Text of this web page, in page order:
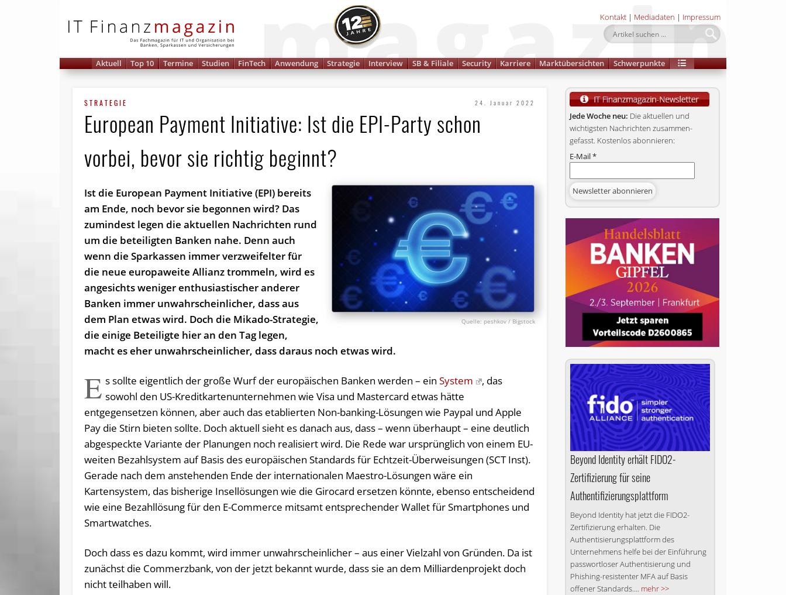
Kontakt | Mediadaten | Impressum
Aktuell Top 10 Termine Studien FinTech Anwendung Strategie Interview SB & Filiale Security Karriere Marktübersichten Schwerpunkte
STRATEGIE 24. Januar 2022
European Payment Initiative: Ist die EPI-Party schon
vorbei, bevor sie richtig beginnt?
peshkov / Bigstock
Ist die European Payment Initiative (EPI) bereits
am Ende, noch bevor sie begonnen wird? Das
zumindest legen die aktuellen Nachrichten rund
um die beteiligten Banken nahe. Denn auch
wenn die Sparkassen immer verzweifelter für
die neue europaweite Allianz trommeln, wird es
angesichts weniger enthusiastischer anderer
Banken immer unwahrscheinlicher, dass aus
dem Plan etwas wird. Doch die Mikado-Strategie,
die einige Beteiligte hier an den Tag legen,
macht es eher unwahrscheinlicher, dass daraus noch etwas wird.
E s sollte eigentlich der große Wurf der europäischen Banken werden – ein System
, das
sowohl den US-Kreditkartenunternehmen wie Visa und Mastercard etwas hätte
entgegensetzen können, aber auch das etablierten Non-banking-Lösungen wie Paypal und Apple
Pay die Stirn bieten sollte. Doch aktuell sieht es danach aus, dass – wenn überhaupt – eine deutlich
abgespeckte Variante der Planungen noch realisiert wird. Die Rede war ursprünglich von einem EU-
weiten Bezahlsystem auf Basis des europäischen Standards für Echtzeit-Überweisungen (SCT Inst).
Gerade nach dem anstehenden Ende der internationalen Maestro-Lösungen wäre ein
Kartensystem, das bisherige Insellösungen wie die Girocard ersetzen könnte, ebenso entscheidend
wie eine Bezahllösung für den E-Commerce mitsamt entsprechender Wallet für Smartphones und
Smartwatches.
Doch dass es dazu kommt, wird immer unwahrscheinlicher – aus einer Vielzahl von Gründen. Da ist
zunächst die Commerzbank, von der jetzt bekannt wurde, dass sie an dem Milliardenprojekt doch
nicht teilhaben will.
Jede Woche neu: Die aktuellen und
wichtigsten Nachrichten zusammen­
gefasst. Kostenlos abonnieren:
E-Mail*
Beyond Identity erhält FIDO2-
Zertifizierung für seine
Authentifizierungsplattform
Beyond Identity hat jetzt die FIDO2-
Zertifizierung erhalten. Die
Authentisierungsplattform des
Unternehmens helfe bei der Einführung
passwortloser Authentisierung und
Phishing-resistenter MFA auf Basis
offener Standards.... mehr >>